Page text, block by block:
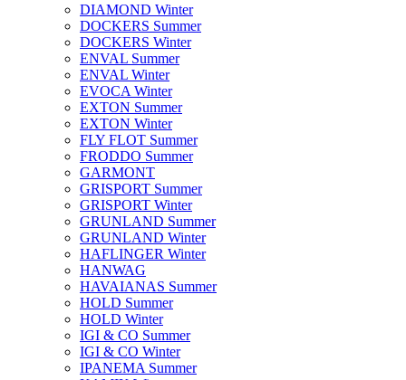
DIAMOND Winter
DOCKERS Summer
DOCKERS Winter
ENVAL Summer
ENVAL Winter
EVOCA Winter
EXTON Summer
EXTON Winter
FLY FLOT Summer
FRODDO Summer
GARMONT
GRISPORT Summer
GRISPORT Winter
GRUNLAND Summer
GRUNLAND Winter
HAFLINGER Winter
HANWAG
HAVAIANAS Summer
HOLD Summer
HOLD Winter
IGI & CO Summer
IGI & CO Winter
IPANEMA Summer